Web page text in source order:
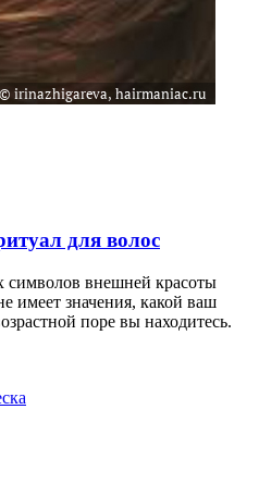
для волос
символов внешней красоты
имеет значения, какой ваш
поре вы находитесь.